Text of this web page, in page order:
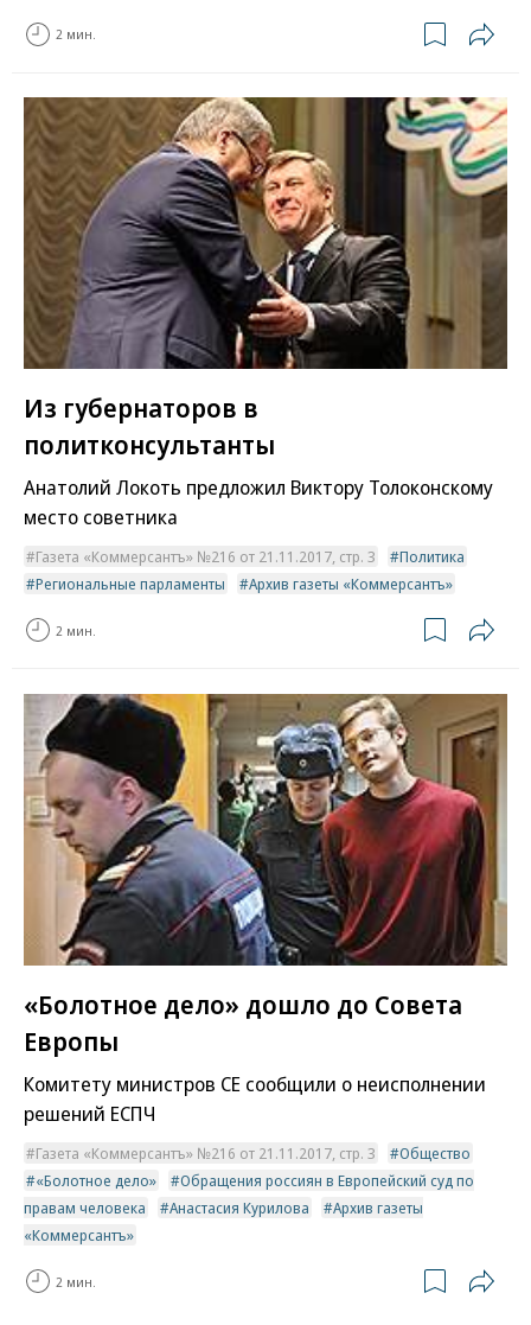
2 мин.
Из губернаторов в
политконсультанты
Анатолий Локоть предложил Виктору Толоконскому
место советника
Газета «Коммерсантъ» №216 от 21.11.2017, стр. 3
Политика
Региональные парламенты
Архив газеты «Коммерсантъ»
2 мин.
«Болотное дело» дошло до Совета
Европы
Комитету министров СЕ сообщили о неисполнении
решений ЕСПЧ
Газета «Коммерсантъ» №216 от 21.11.2017, стр. 3
Общество
«Болотное дело»
Обращения россиян в Европейский суд по
правам человека
Анастасия Курилова
Архив газеты
«Коммерсантъ»
2 мин.